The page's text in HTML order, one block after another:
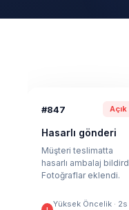
#847 Açık
Hasarlı gönderi
Müşteri teslimatta
hasarlı ambalaj
Fotoğraflar eklendi.
Yüksek Öncelik · 2s